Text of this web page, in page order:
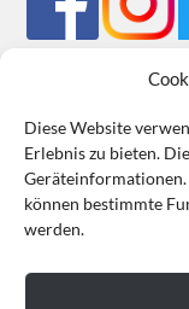
Diese Website
Erlebnis zu bieten.
können bestimmte
werden.
Mein Bestellkonto
Cookie-Richtlinie
VERTRAG